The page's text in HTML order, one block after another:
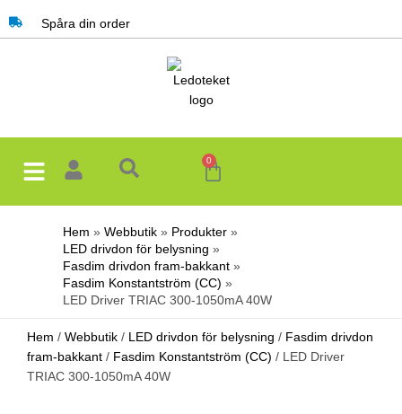
till
Spåra din order
0
Varukorg
Hem Webbutik
Produkter
LED drivdon för belysning
Fasdim drivdon fram-bakkant
Fasdim Konstantström (CC)
LED Driver TRIAC 300-1050mA 40W
Hem / Webbutik / LED drivdon för belysning / Fasdim drivdon
fram-bakkant / Fasdim Konstantström (CC) / LED Driver
TRIAC 300-1050mA 40W